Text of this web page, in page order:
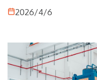
控性，即便是微小的变
此， 液压机 承担着核心
标准有严格要求的行业
2026/4/6